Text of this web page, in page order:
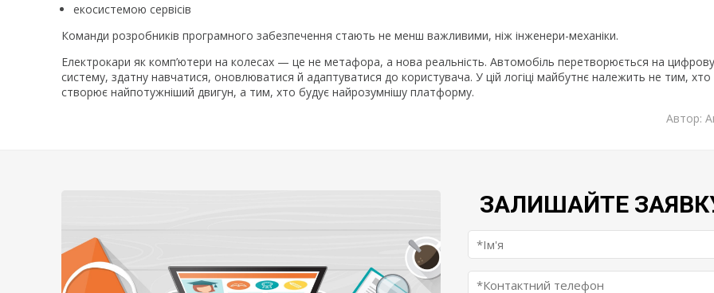
екосистемою сервісів
Команди розробників програмного забезпечення стають не менш важливими, ніж інженери-механіки.
Електрокари як комп’ютери на колесах — це не метафора, а нова реальність. Автомобіль перетворюється на цифрову
систему, здатну навчатися, оновлюватися й адаптуватися до користувача. У цій логіці майбутнє належить не тим, хто
створює найпотужніший двигун, а тим, хто будує найрозумнішу платформу.
Автор:
ЗАЛИШАЙТЕ